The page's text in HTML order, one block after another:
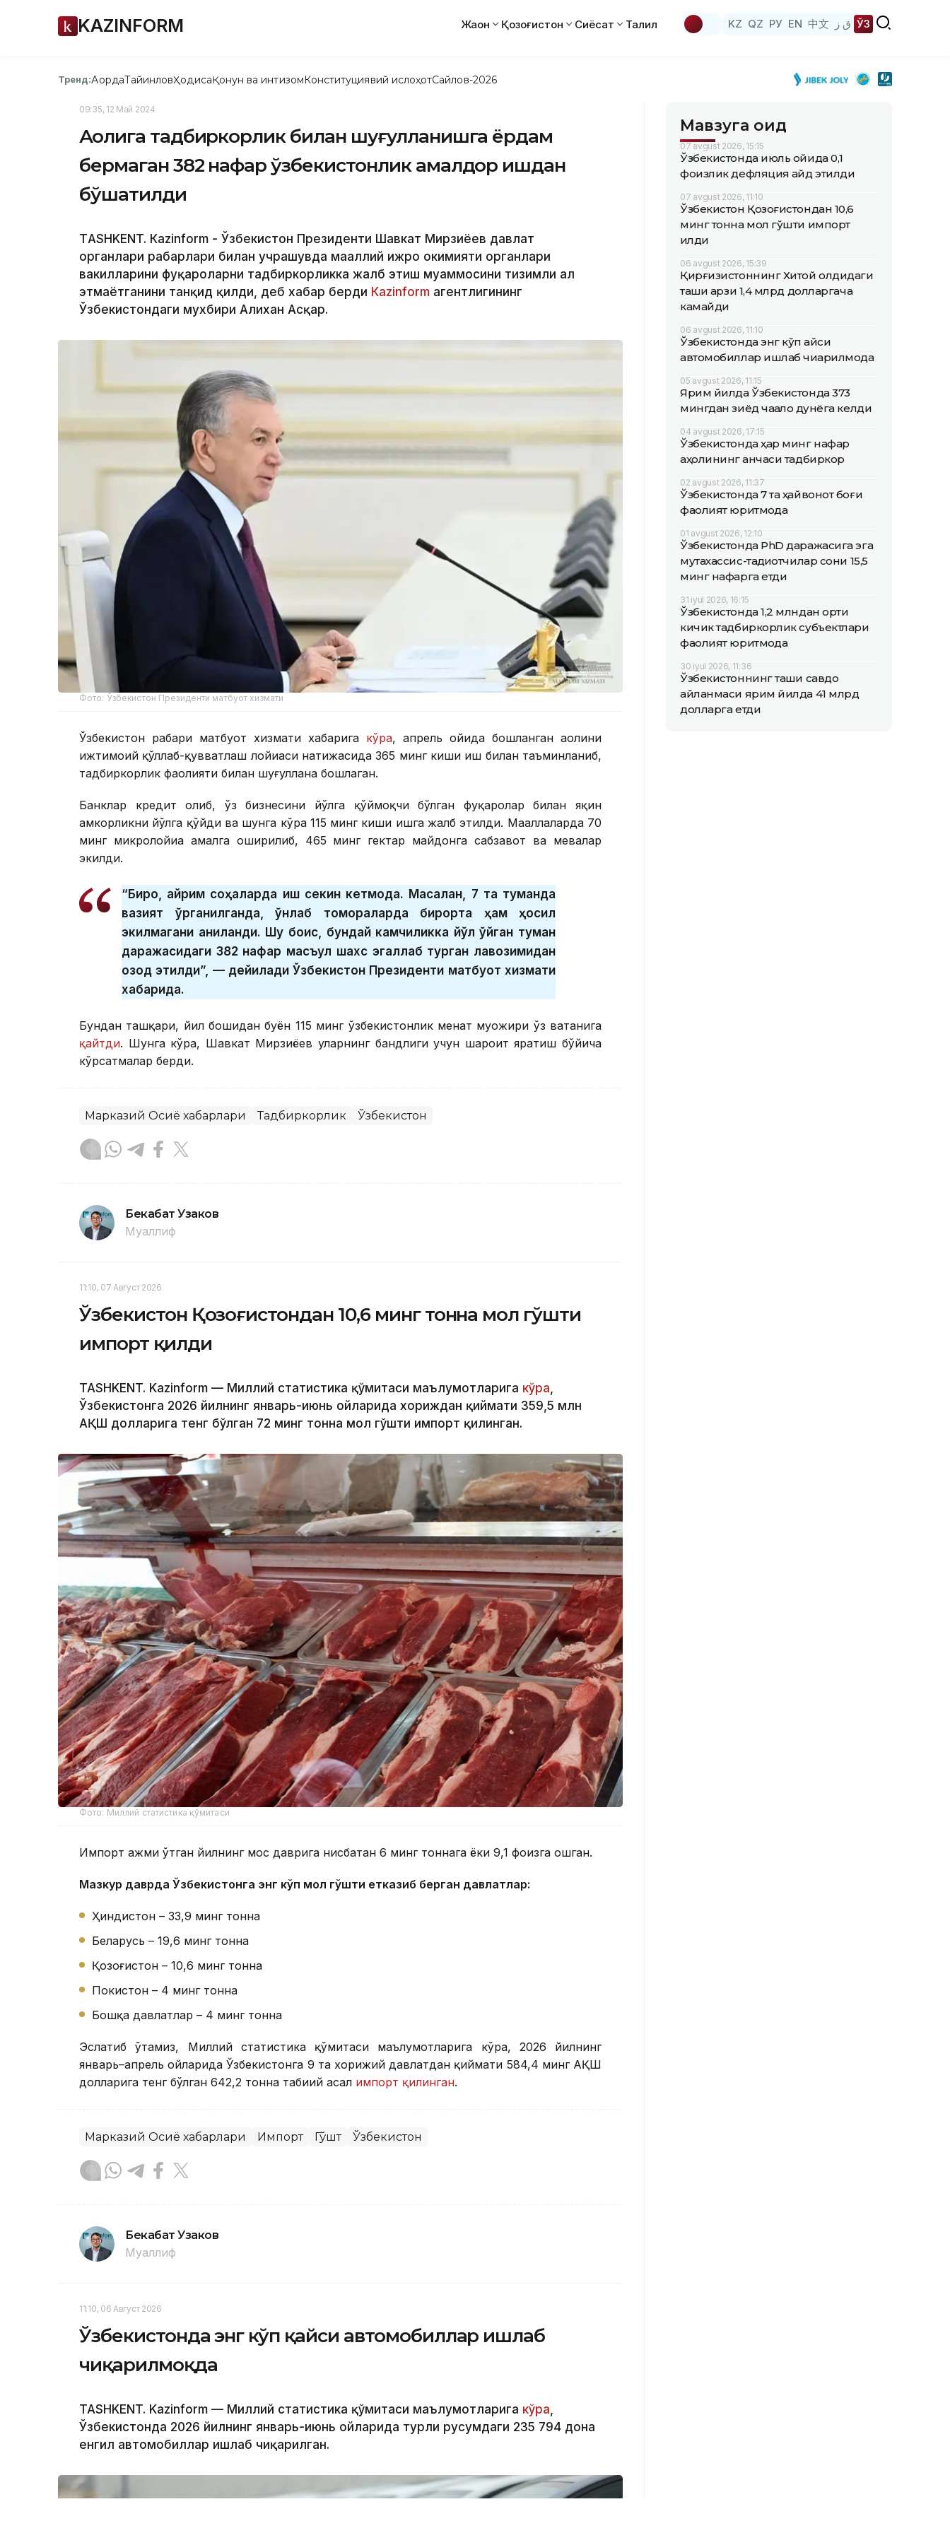
KAZINFORM Жаҳон Қозоғистон Сиёсат Таҳлил KZ QZ РУ EN 中文 ق ز ЎЗ
Тренд:АқордаТайинловҲодисаҚонун ва интизомКонституциявий ислоҳотСайлов-2026
09:35, 12 Май 2024
Аҳолига тадбиркорлик билан шуғулланишга ёрдам
бермаган 382 нафар ўзбекистонлик амалдор ишдан
бўшатилди
ТASHKENT. Кazinform - Ўзбекистон Президенти Шавкат Мирзиёев давлат
органлари раҳбарлари билан учрашувда маҳаллий ижро ҳокимияти органлари
вакилларини фуқароларни тадбиркорликка жалб этиш муаммосини тизимли ҳал
этмаётганини танқид қилди, деб хабар берди Каzinform агентлигининг
Ўзбекистондаги мухбири Алихан Асқар.
Фото: Ўзбекистон Президенти матбуот хизмати
Ўзбекистон раҳбари матбуот хизмати хабарига кўра, апрель ойида бошланган аҳолини
ижтимоий қўллаб-қувватлаш лойиҳаси натижасида 365 минг киши иш билан таъминланиб,
тадбиркорлик фаолияти билан шуғуллана бошлаган.
Банклар кредит олиб, ўз бизнесини йўлга қўймоқчи бўлган фуқаролар билан яқин
ҳамкорликни йўлга қўйди ва шунга кўра 115 минг киши ишга жалб этилди. Маҳаллаларда 70
минг микролойиҳа амалга оширилиб, 465 минг гектар майдонга сабзавот ва мевалар
экилди.
“Бироқ, айрим соҳаларда иш секин кетмоқда. Масалан, 7 та туманда
вазият ўрганилганда, ўнлаб томорқаларда бирорта ҳам ҳосил
экилмагани аниқланди. Шу боис, бундай камчиликка йўл қўйган туман
даражасидаги 382 нафар масъул шахс эгаллаб турган лавозимидан
озод этилди”, — дейилади Ўзбекистон Президенти матбуот хизмати
хабарида.
Бундан ташқари, йил бошидан буён 115 минг ўзбекистонлик меҳнат муҳожири ўз ватанига
қайтди. Шунга кўра, Шавкат Мирзиёев уларнинг бандлиги учун шароит яратиш бўйича
кўрсатмалар берди.
Марказий Осиё хабарлари Тадбиркорлик Ўзбекистон
Бекабат Узаков
Муаллиф
11:10, 07 Август 2026
Ўзбекистон Қозоғистондан 10,6 минг тонна мол гўшти
импорт қилди
TASHKENT. Kazinform — Миллий статистика қўмитаси маълумотларига кўра,
Ўзбекистонга 2026 йилнинг январь-июнь ойларида хориждан қиймати 359,5 млн
АҚШ долларига тенг бўлган 72 минг тонна мол гўшти импорт қилинган.
Фото: Миллий статистика қўмитаси
Импорт ҳажми ўтган йилнинг мос даврига нисбатан 6 минг тоннага ёки 9,1 фоизга ошган.
Мазкур даврда Ўзбекистонга энг кўп мол гўшти етказиб берган давлатлар:
Ҳиндистон – 33,9 минг тонна
Беларусь – 19,6 минг тонна
Қозоғистон – 10,6 минг тонна
Покистон – 4 минг тонна
Бошқа давлатлар – 4 минг тонна
Эслатиб ўтамиз, Миллий статистика қўмитаси маълумотларига кўра, 2026 йилнинг
январь–апрель ойларида Ўзбекистонга 9 та хорижий давлатдан қиймати 584,4 минг АҚШ
долларига тенг бўлган 642,2 тонна табиий асал импорт қилинган.
Марказий Осиё хабарлари Импорт Гўшт Ўзбекистон
Бекабат Узаков
Муаллиф
11:10, 06 Август 2026
Ўзбекистонда энг кўп қайси автомобиллар ишлаб
чиқарилмоқда
TASHKENT. Kazinform — Миллий статистика қўмитаси маълумотларига кўра
Ўзбекистонда 2026 йилнинг январь-июнь ойларида турли русумдаги 235 794 дона
енгил автомобиллар ишлаб чиқарилган.
Мавзуга оид
07 avgust 2026, 15:15
Ўзбекистонда июль ойида 0,1
фоизлик дефляция қайд этилди
07 avgust 2026, 11:10
Ўзбекистон Қозоғистондан 10,6
минг тонна мол гўшти импорт
қилди
06 avgust 2026, 15:39
Қирғизистоннинг Хитой олдидаги
ташқи қарзи 1,4 млрд долларгача
камайди
06 avgust 2026, 11:10
Ўзбекистонда энг кўп қайси
автомобиллар ишлаб чиқарилмоқда
05 avgust 2026, 11:15
Ярим йилда Ўзбекистонда 373
мингдан зиёд чақалоқ дунёга келди
04 avgust 2026, 17:15
Ўзбекистонда ҳар минг нафар
аҳолининг қанчаси тадбиркор
02 avgust 2026, 11:37
Ўзбекистонда 7 та ҳайвонот боғи
фаолият юритмоқда
01 avgust 2026, 12:10
Ўзбекистонда PhD даражасига эга
мутахассис-тадқиқотчилар сони 15,5
минг нафарга етди
31 iyul 2026, 16:15
Ўзбекистонда 1,2 млндан ортиқ
кичик тадбиркорлик субъектлари
фаолият юритмоқда
30 iyul 2026, 11:36
Ўзбекистоннинг ташқи савдо
айланмаси ярим йилда 41 млрд
долларга етди